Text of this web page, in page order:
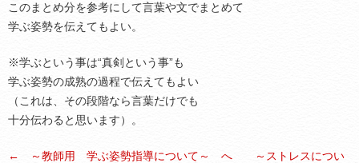
このまとめ分を参考にして言葉や文でまとめて
学ぶ姿勢を伝えてもよい。
※学ぶという事は“真剣という事”も
学ぶ姿勢の成熟の過程で伝えてもよい
（これは、その段階なら言葉だけでも
十分伝わると思います）。
← ～教師用 学ぶ姿勢指導について～ へ
～ストレスについ